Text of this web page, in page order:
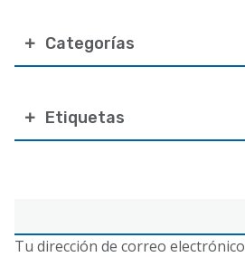
electrónico
Tu dirección de correo electrónico
Categorías
Etiquetas